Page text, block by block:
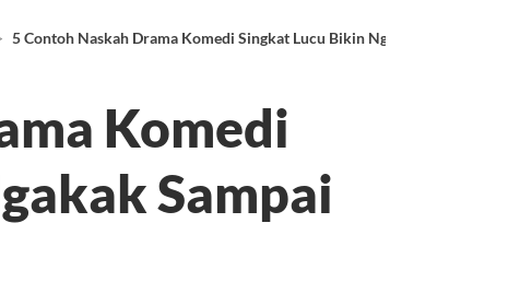
5 Contoh Naskah Drama Komedi Singkat Lucu Bikin Ngakak Sampai
Komedi
Sampai